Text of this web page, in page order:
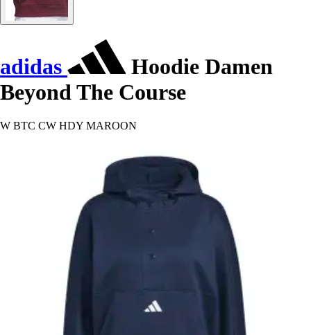
adidas
Hoodie Damen
Beyond The Course
W BTC CW HDY MAROON